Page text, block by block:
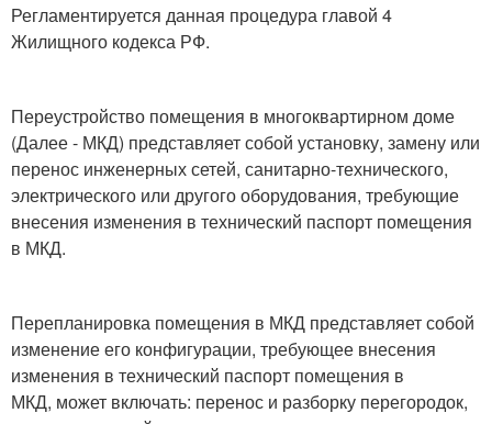
Регламентируется данная процедура главой 4
Жилищного кодекса РФ.
Переустройство помещения в многоквартирном доме
(Далее - МКД) представляет собой установку, замену или
перенос инженерных сетей, санитарно-технического,
электрического или другого оборудования, требующие
внесения изменения в технический паспорт помещения
в МКД.
Перепланировка помещения в МКД представляет собой
изменение его конфигурации, требующее внесения
изменения в технический паспорт помещения в
МКД, может включать: перенос и разборку перегородок,